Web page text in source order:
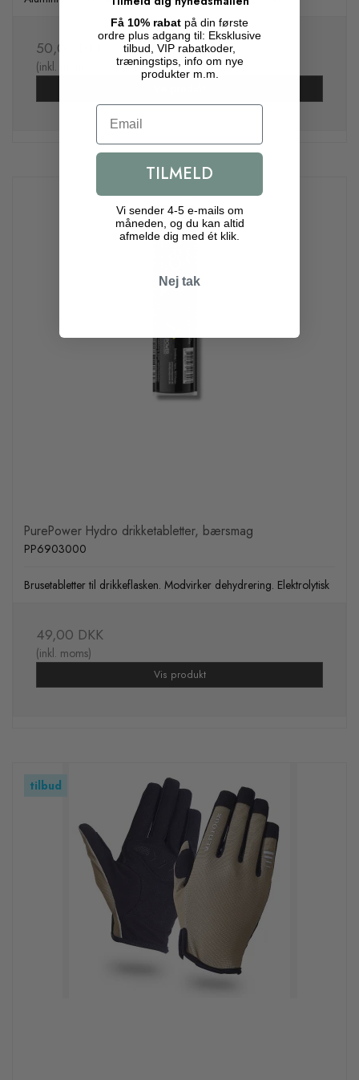
50,00 DKK
(inkl. moms)
PurePower Hydro drikketabletter, bærsmag
PP6903000
Brusetabletter til drikkeflasken. Modvirker dehydrering. Elektrolytisk
49,00 DKK
(inkl. moms)
Vis produkt
tilbud
Få 10% rabat på din første
ordre plus adgang til: Eksklusive
tilbud, VIP rabatkoder,
træningstips, info om nye
produkter m.m.
Email
TILMELD
Vi sender 4-5 e-mails om
måneden, og du kan altid
afmelde dig med ét klik.
Nej tak